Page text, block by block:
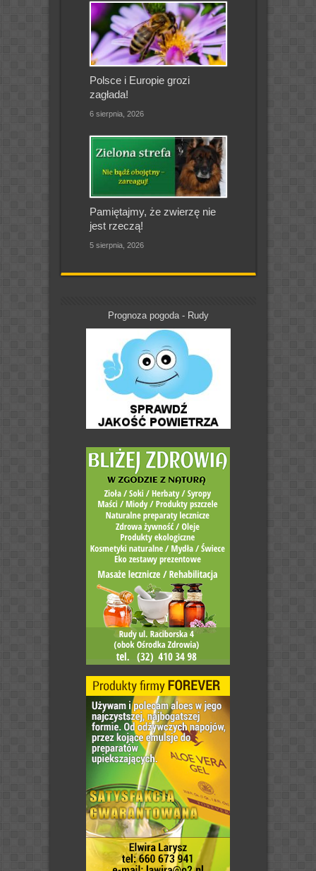
Polsce i Europie grozi
zagłada!
6 sierpnia, 2026
Pamiętajmy, że zwierzę nie
jest rzeczą!
5 sierpnia, 2026
Prognoza pogoda - Rudy